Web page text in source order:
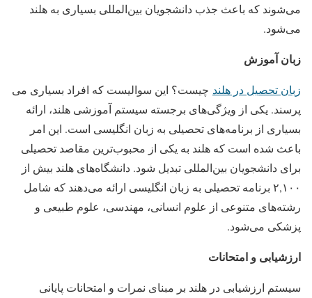
می‌شوند که باعث جذب دانشجویان بین‌المللی بسیاری به هلند
می‌شود.
زبان آموزش
زبان تحصیل در هلند چیست؟ این سوالیست که افراد بسیاری می
پرسند. یکی از ویژگی‌های برجسته سیستم آموزشی هلند، ارائه
بسیاری از برنامه‌های تحصیلی به زبان انگلیسی است. این امر
باعث شده است که هلند به یکی از محبوب‌ترین مقاصد تحصیلی
برای دانشجویان بین‌المللی تبدیل شود. دانشگاه‌های هلند بیش از
۲,۱۰۰ برنامه تحصیلی به زبان انگلیسی ارائه می‌دهند که شامل
رشته‌های متنوعی از علوم انسانی، مهندسی، علوم طبیعی و
پزشکی می‌شود.
ارزشیابی و امتحانات
سیستم ارزشیابی در هلند بر مبنای نمرات و امتحانات پایانی